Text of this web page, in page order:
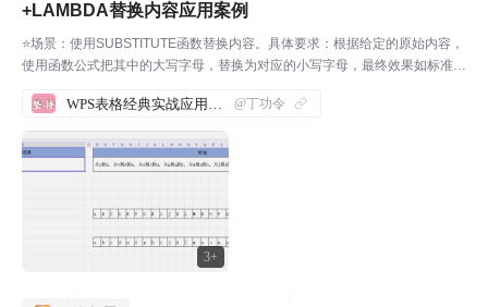
3+
+LAMBDA替换内容应用案例
⭐场景：使用SUBSTITUTE函数替换内容。具体要求：根据给定的原始内容，
使用函数公式把其中的大写字母，替换为对应的小写字母，最终效果如标准所
示：我们来实际操作一下，帮助大家理解这几个...
@丁功令